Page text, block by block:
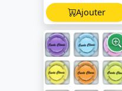
Ajouter